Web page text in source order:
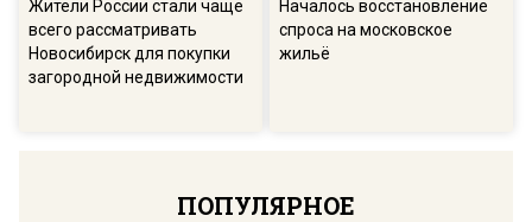
Жители России стали чаще
всего рассматривать
Новосибирск для покупки
загородной недвижимости
Началось восстановление
спроса на московское
жильё
ПОПУЛЯРНОЕ